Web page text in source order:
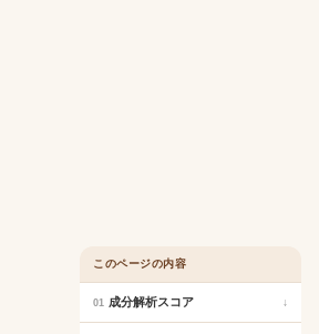
このページの内容
01 成分解析スコア ↓